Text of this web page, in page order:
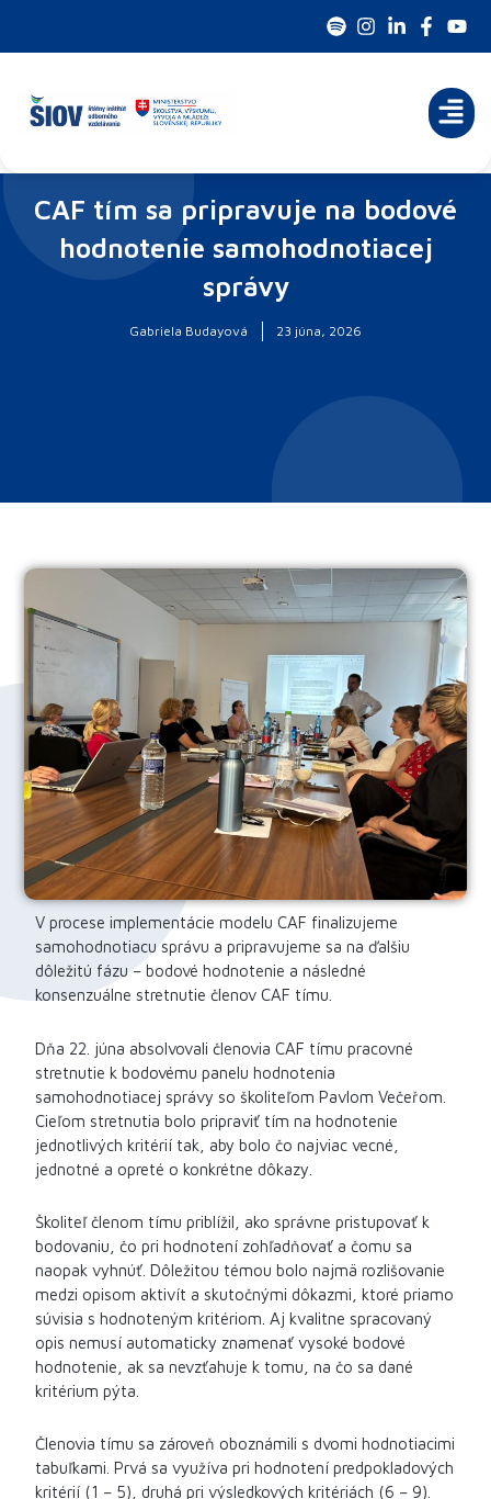
CAF tím sa pripravuje na bodové
hodnotenie samohodnotiacej
správy
Gabriela Budayová 23 júna, 2026
V procese implementácie modelu CAF finalizujeme
samohodnotiacu správu a pripravujeme sa na ďalšiu
dôležitú fázu – bodové hodnotenie a následné
konsenzuálne stretnutie členov CAF tímu.
Dňa 22. júna absolvovali členovia CAF tímu pracovné
stretnutie k bodovému panelu hodnotenia
samohodnotiacej správy so školiteľom Pavlom Večeřom.
Cieľom stretnutia bolo pripraviť tím na hodnotenie
jednotlivých kritérií tak, aby bolo čo najviac vecné,
jednotné a opreté o konkrétne dôkazy.
Školiteľ členom tímu priblížil, ako správne pristupovať k
bodovaniu, čo pri hodnotení zohľadňovať a čomu sa
naopak vyhnúť. Dôležitou témou bolo najmä rozlišovanie
medzi opisom aktivít a skutočnými dôkazmi, ktoré priamo
súvisia s hodnoteným kritériom. Aj kvalitne spracovaný
opis nemusí automaticky znamenať vysoké bodové
hodnotenie, ak sa nevzťahuje k tomu, na čo sa dané
kritérium pýta.
Členovia tímu sa zároveň oboznámili s dvomi hodnotiacimi
tabuľkami. Prvá sa využíva pri hodnotení predpokladových
kritérií (1 – 5), druhá pri výsledkových kritériách (6 – 9).